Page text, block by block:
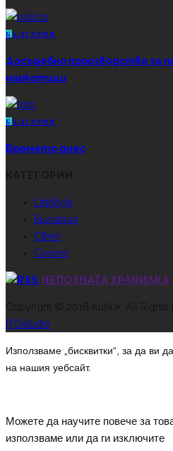
Б ЪЛГАРИЯ
Досъдебно производство за
наркотици
Б ЪЛГАРИЯ
Времето днес
LifeStyle
България
Свят
Спорт
НЕПОЗНАТА ХРАНИЛКА
Copyright © 2016 Кибик. All Rights
ITGstudio
Използваме „бисквитки“, за да ви
на нашия уебсайт.
Можете да научите повече за
използваме или да ги изключите